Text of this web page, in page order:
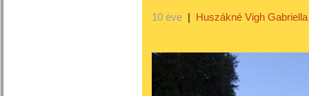
10 éve | Huszákné Vigh Gabriella